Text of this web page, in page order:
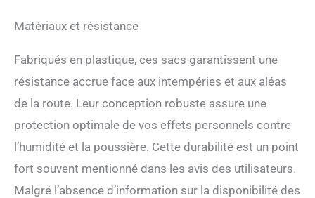
Matériaux et résistance
Fabriqués en plastique, ces sacs garantissent une
résistance accrue face aux intempéries et aux aléas
de la route. Leur conception robuste assure une
protection optimale de vos effets personnels contre
l’humidité et la poussière. Cette durabilité est un point
fort souvent mentionné dans les avis des utilisateurs.
Malgré l’absence d’information sur la disponibilité des